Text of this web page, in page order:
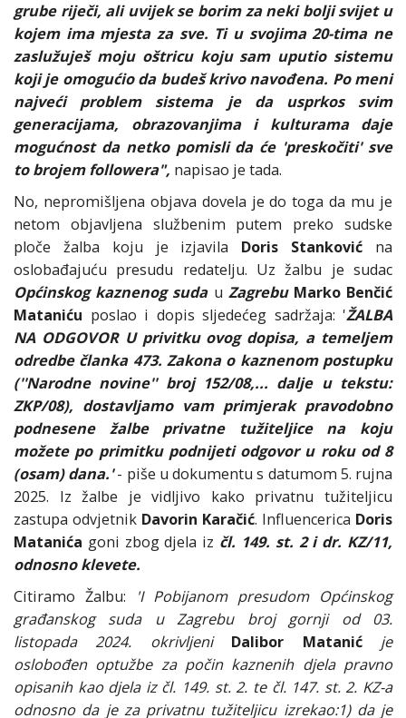
grube riječi, ali uvijek se borim za neki bolji svijet u
kojem ima mjesta za sve. Ti u svojima 20-tima ne
zaslužuješ moju oštricu koju sam uputio sistemu
koji je omogućio da budeš krivo navođena. Po meni
najveći problem sistema je da usprkos svim
generacijama, obrazovanjima i kulturama daje
mogućnost da netko pomisli da će 'preskočiti' sve
to brojem followera", napisao je tada.
No, nepromišljena objava dovela je do toga da mu je
netom objavljena službenim putem preko sudske
ploče žalba koju je izjavila Doris Stanković na
oslobađajuću presudu redatelju. Uz žalbu je sudac
Općinskog kaznenog suda u Zagrebu Marko Benčić
Mataniću poslao i dopis sljedećeg sadržaja: 'ŽALBA
NA ODGOVOR U privitku ovog dopisa, a temeljem
odredbe članka 473. Zakona o kaznenom postupku
(''Narodne novine'' broj 152/08,... dalje u tekstu:
ZKP/08), dostavljamo vam primjerak pravodobno
podnesene žalbe privatne tužiteljice na koju
možete po primitku podnijeti odgovor u roku od 8
(osam) dana.'- piše u dokumentu s datumom 5. rujna
2025. Iz žalbe je vidljivo kako privatnu tužiteljicu
zastupa odvjetnik Davorin Karačić. Influencerica Doris
Matanića goni zbog djela iz čl. 149. st. 2 i dr. KZ/11,
odnosno klevete.
Citiramo Žalbu:
'I Pobijanom presudom Općinskog
građanskog suda u Zagrebu broj gornji od 03.
listopada 2024. okrivljeni Dalibor Matanićje
oslobođen optužbe za počin kaznenih djela pravno
opisanih kao djela iz čl. 149. st. 2. te čl. 147. st. 2. KZ-a
odnosno da je za privatnu tužiteljicu izrekao:1) da je